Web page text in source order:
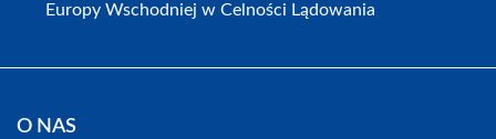
Europy Wschodniej w Celności Lądowania
O NAS